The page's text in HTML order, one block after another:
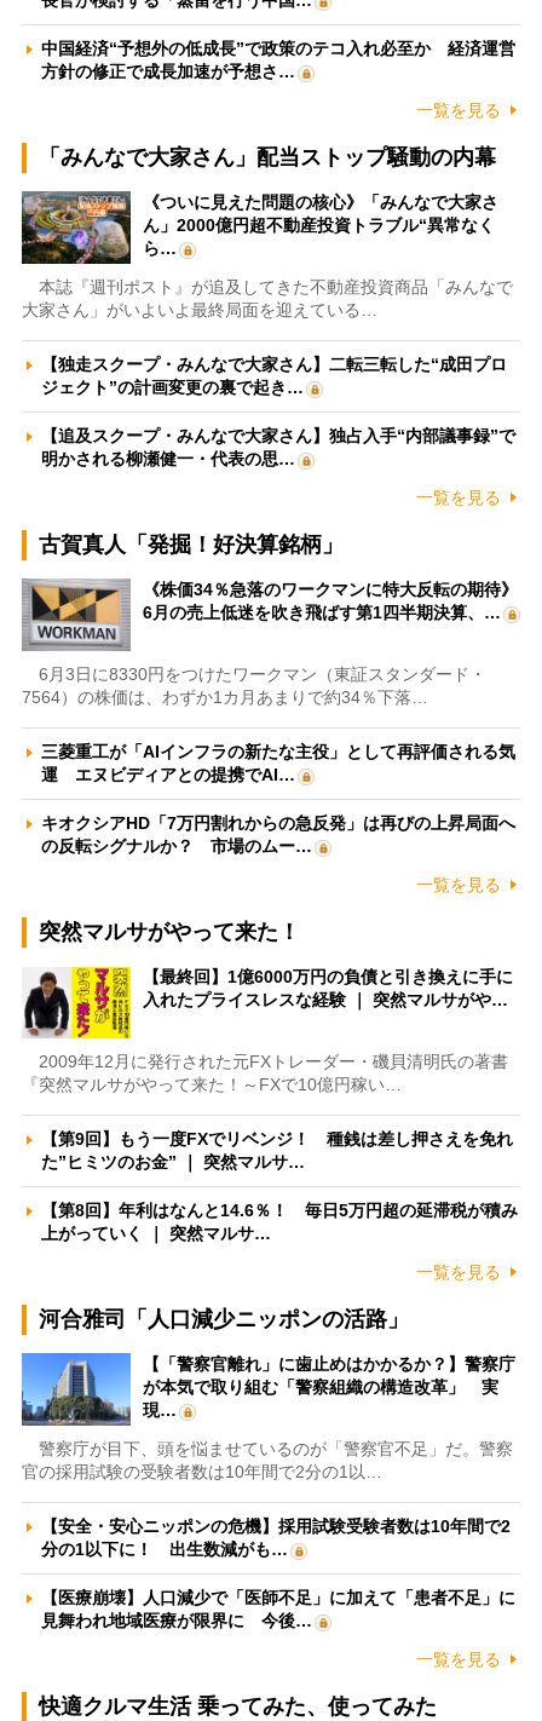
中国経済“予想外の低成長”で政策のテコ入れ必至か 経済運営
方針の修正で成長加速が予想さ…
一覧を見る
「みんなで大家さん」配当ストップ騒動の内幕
《ついに見えた問題の核心》「みんなで大家さ
ん」2000億円超不動産投資トラブル“異常なく
ら…
本誌『週刊ポスト』が追及してきた不動産投資商品「みんなで
大家さん」がいよいよ最終局面を迎えている…
【独走スクープ・みんなで大家さん】二転三転した“成田プロ
ジェクト”の計画変更の裏で起き…
【追及スクープ・みんなで大家さん】独占入手“内部議事録”で
明かされる柳瀬健一・代表の思…
一覧を見る
古賀真人「発掘！好決算銘柄」
《株価34％急落のワークマンに特大反転の期待》
6月の売上低迷を吹き飛ばす第1四半期決算、…
6月3日に8330円をつけたワークマン（東証スタンダード・
7564）の株価は、わずか1カ月あまりで約34％下落…
三菱重工が「AIインフラの新たな主役」として再評価される気
運 エヌビディアとの提携でAI…
キオクシアHD「7万円割れからの急反発」は再びの上昇局面へ
の反転シグナルか？ 市場のムー…
一覧を見る
突然マルサがやって来た！
【最終回】1億6000万円の負債と引き換えに手に
入れたプライスレスな経験 ｜ 突然マルサがや…
2009年12月に発行された元FXトレーダー・磯貝清明氏の著書
『突然マルサがやって来た！～FXで10億円稼い…
【第9回】もう一度FXでリベンジ！ 種銭は差し押さえを免れ
た”ヒミツのお金” ｜ 突然マルサ…
【第8回】年利はなんと14.6％！ 毎日5万円超の延滞税が積み
上がっていく ｜ 突然マルサ…
一覧を見る
河合雅司「人口減少ニッポンの活路」
【「警察官離れ」に歯止めはかかるか？】警察庁
が本気で取り組む「警察組織の構造改革」 実
現…
警察庁が目下、頭を悩ませているのが「警察官不足」だ。警察
官の採用試験の受験者数は10年間で2分の1以…
【安全・安心ニッポンの危機】採用試験受験者数は10年間で2
分の1以下に！ 出生数減がも…
【医療崩壊】人口減少で「医師不足」に加えて「患者不足」に
見舞われ地域医療が限界に 今後…
一覧を見る
快適クルマ生活 乗ってみた、使ってみた